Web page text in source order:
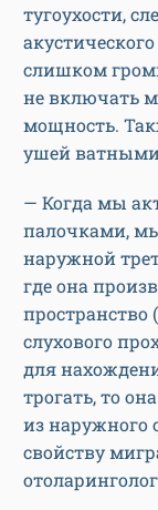
тугоухости,
слишком
не включать
мощность.
ушей
— Когда мы
палочками,
наружной
где она
пространство
слухового
для
трогать, то
из наружного
свойству